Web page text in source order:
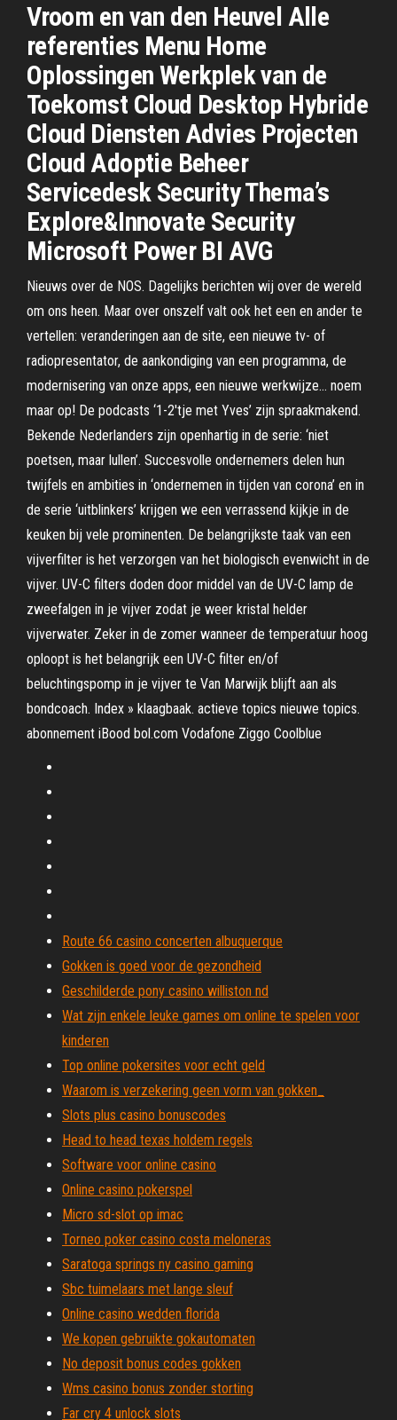
Vroom en van den Heuvel Alle
referenties Menu Home
Oplossingen Werkplek van de
Toekomst Cloud Desktop Hybride
Cloud Diensten Advies Projecten
Cloud Adoptie Beheer
Servicedesk Security Thema’s
Explore&Innovate Security
Microsoft Power BI AVG
Nieuws over de NOS. Dagelijks berichten wij over de wereld
om ons heen. Maar over onszelf valt ook het een en ander te
vertellen: veranderingen aan de site, een nieuwe tv- of
radiopresentator, de aankondiging van een programma, de
modernisering van onze apps, een nieuwe werkwijze… noem
maar op! De podcasts ‘1-2'tje met Yves’ zijn spraakmakend.
Bekende Nederlanders zijn openhartig in de serie: ‘niet
poetsen, maar lullen’. Succesvolle ondernemers delen hun
twijfels en ambities in ‘ondernemen in tijden van corona’ en in
de serie ‘uitblinkers’ krijgen we een verrassend kijkje in de
keuken bij vele prominenten. De belangrijkste taak van een
vijverfilter is het verzorgen van het biologisch evenwicht in de
vijver. UV-C filters doden door middel van de UV-C lamp de
zweefalgen in je vijver zodat je weer kristal helder
vijverwater. Zeker in de zomer wanneer de temperatuur hoog
oploopt is het belangrijk een UV-C filter en/of
beluchtingspomp in je vijver te Van Marwijk blijft aan als
bondcoach. Index » klaagbaak. actieve topics nieuwe topics.
abonnement iBood bol.com Vodafone Ziggo Coolblue
Route 66 casino concerten albuquerque
Gokken is goed voor de gezondheid
Geschilderde pony casino williston nd
Wat zijn enkele leuke games om online te spelen voor
kinderen
Top online pokersites voor echt geld
Waarom is verzekering geen vorm van gokken_
Slots plus casino bonuscodes
Head to head texas holdem regels
Software voor online casino
Online casino pokerspel
Micro sd-slot op imac
Torneo poker casino costa meloneras
Saratoga springs ny casino gaming
Sbc tuimelaars met lange sleuf
Online casino wedden florida
We kopen gebruikte gokautomaten
No deposit bonus codes gokken
Wms casino bonus zonder storting
Far cry 4 unlock slots